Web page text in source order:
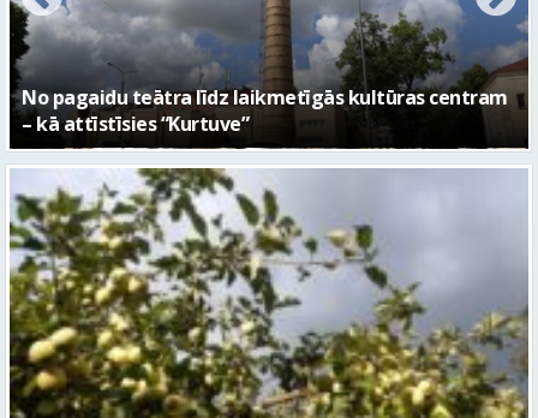
FOTO: Ar daudzveidīgiem notikumiem aizvadīta
Valmieras 743. dzimšanas diena